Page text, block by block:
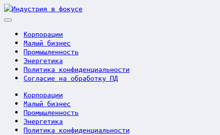
Skip
to
Индустрия
Корпорации
Малый бизнес
Промышленность
Энергетика
Политика конфиденциальности
Согласие на обработку ПД
Корпорации
Малый бизнес
Промышленность
Энергетика
Политика конфиденциальности